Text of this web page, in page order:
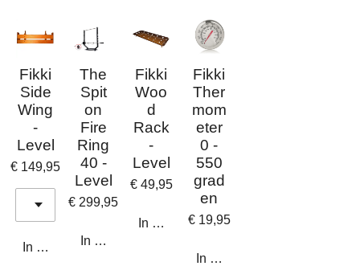
Fikki
Side
Wing
-
Level
€ 149,95
In winkelwagen
The
Spit
on
Fire
Ring
40 -
Level
€ 299,95
In winkelwagen
Fikki
Woo
d
Rack
-
Level
€ 49,95
In winkelwagen
Fikki
Ther
mom
eter
0 -
550
grad
en
€ 19,95
In winkelwagen